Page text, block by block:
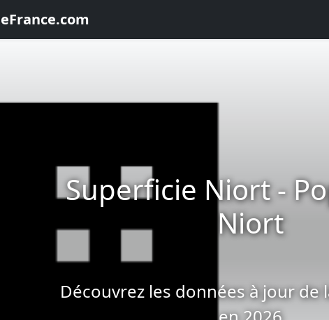
Superficie Niort -
Niort
Découvrez les données à jour de